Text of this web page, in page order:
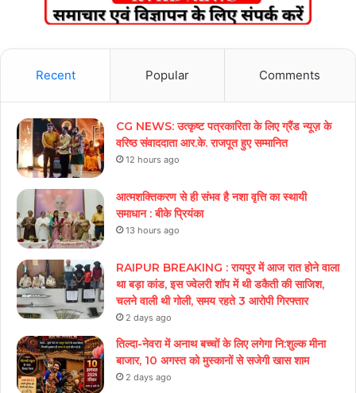
Recent Popular Comments
CG NEWS: उत्कृष्ट पत्रकारिता के लिए ग्रैंड न्यूज़ के
वरिष्ठ संवाददाता आर.के. राजपूत हुए सम्मानित
12 hours ago
आत्मशक्तिकरण से ही संभव है नशा वृत्ति का स्थायी
समाधान : बीके प्रियंका
13 hours ago
RAIPUR BREAKING : रायपुर में आज रात होने वाला
था बड़ा कांड, इस ज्वेलरी शॉप में थी डकैती की साजिश,
चलने वाली थी गोली, समय रहते 3 आरोपी गिरफ्तार
2 days ago
तिल्दा-नेवरा में अनाथ बच्चों के लिए लगेगा नि:शुल्क मीना
बाजार, 10 अगस्त को मुस्कानों से सजेगी खास शाम
2 days ago